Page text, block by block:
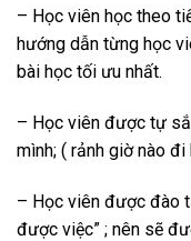
– Học viên học theo
hướng dẫn từng học
bài học tối ưu nhất.
– Học viên được tự
mình; ( rảnh giờ nào
– Học viên được đào
được việc” ; nên sẽ